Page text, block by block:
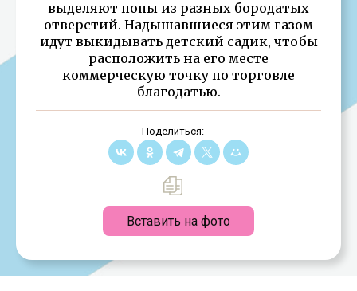
выделяют попы из разных бородатых
отверстий. Надышавшиеся этим газом
идут выкидывать детский садик, чтобы
расположить на его месте
коммерческую точку по торговле
благодатью.
Поделиться:
Вставить на фото